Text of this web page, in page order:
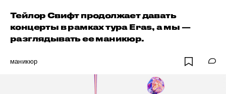
Тейлор Свифт продолжает давать
концерты в рамках тура Eras, а мы —
разглядывать ее маникюр.
маникюр